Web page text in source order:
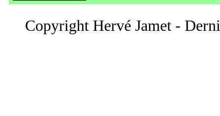
Copyright Hervé Jamet -